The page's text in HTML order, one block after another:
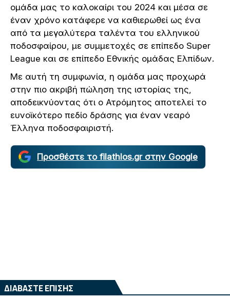
ομάδα μας το καλοκαίρι του 2024 και μέσα σε
έναν χρόνο κατάφερε να καθιερωθεί ως ένα
από τα μεγαλύτερα ταλέντα του ελληνικού
ποδοσφαίρου, με συμμετοχές σε επίπεδο Super
League και σε επίπεδο Εθνικής ομάδας Ελπίδων.
Με αυτή τη συμφωνία, η ομάδα μας προχωρά
στην πιο ακριβή πώληση της ιστορίας της,
αποδεικνύοντας ότι ο Ατρόμητος αποτελεί το
ευνοϊκότερο πεδίο δράσης για έναν νεαρό
Έλληνα ποδοσφαιριστή.
Προσθέστε το filathlos.gr στην Google
ΔΙΑΒΑΣΤΕ ΕΠΙΣΗΣ